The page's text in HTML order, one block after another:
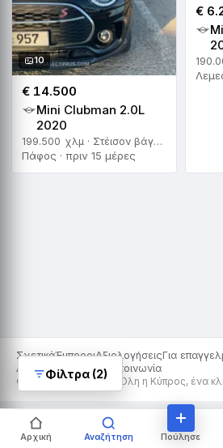
10
€ 14.500
Mini Clubman 2.0L
2020
199.500 χλμ · Στέισον βάγκον · Αυτόματο
Πάφος · πριν 15 μέρες
€
Φίλτρα (2)
ΣχετικάΈμποροιΑξιολογήσειςΓια
Απόρρητο CookiesΕπικοινωνία
© 2026 Car For Sale · Όλη η Κύπρος, ένα
Αρχική Αναζήτηση Πούλησε